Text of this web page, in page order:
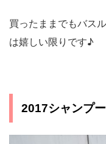
買ったままでもバス
は嬉しい限りです♪
2017シャンプ